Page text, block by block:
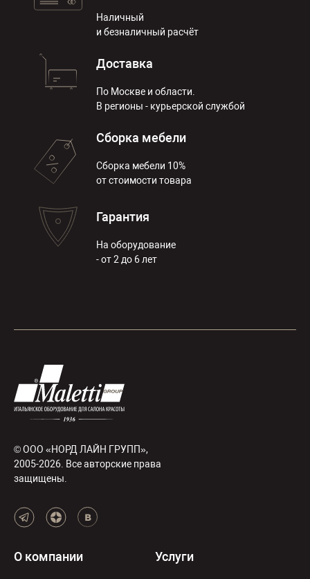
Наличный
и безналичный расчёт
Доставка
По Москве и области.
В регионы - курьерской службой
Сборка мебели
Сборка мебели 10%
от стоимости товара
Гарантия
На оборудование
- от 2 до 6 лет
© ООО «НОРД ЛАЙН ГРУПП»,
2005-2026. Все авторские права
защищены.
О компании Услуги